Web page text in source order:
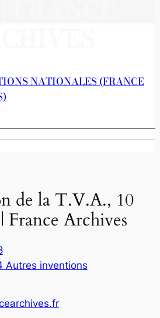
NATIONALES (FRANCE
de la T.V.A., 10
France Archives
Autres inventions